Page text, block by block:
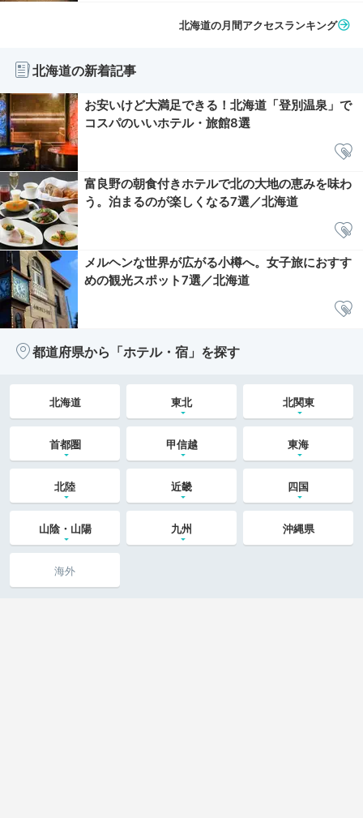
北海道の月間アクセスランキング
北海道の新着記事
お安いけど大満足できる！北海道「登別温泉」で
コスパのいいホテル・旅館8選
富良野の朝食付きホテルで北の大地の恵みを味わ
う。泊まるのが楽しくなる7選／北海道
メルヘンな世界が広がる小樽へ。女子旅におすす
めの観光スポット7選／北海道
都道府県から「ホテル・宿」を探す
北海道 東北 北関東
首都圏 甲信越 東海
北陸 近畿 四国
山陰・山陽 九州 沖縄県
海外